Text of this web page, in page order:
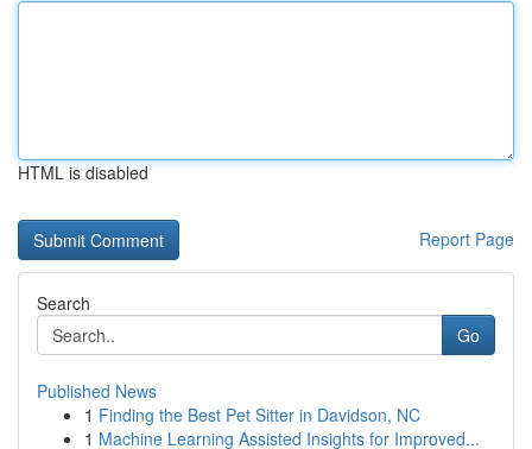
HTML is disabled
Report Page
Search
Go
Published News
1 Finding the Best Pet Sitter in Davidson, NC
1 Machine Learning Assisted Insights for Improved...